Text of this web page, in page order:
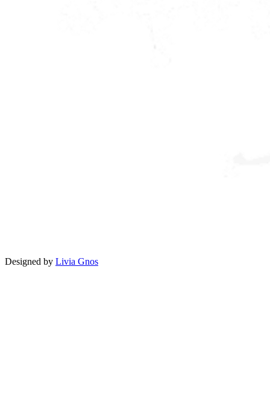
Designed by Livia Gnos